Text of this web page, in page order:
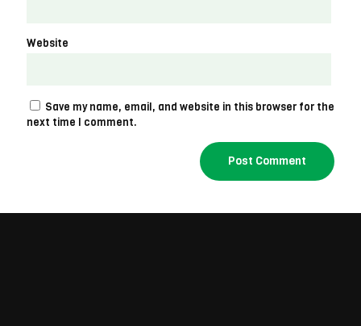
Website
Save my name, email, and website in this browser for the
next time I comment.